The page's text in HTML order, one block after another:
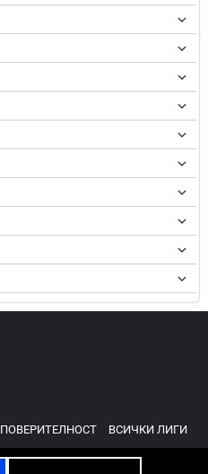
ПОВЕРИТЕЛНОСТ ВСИЧКИ ЛИГИ